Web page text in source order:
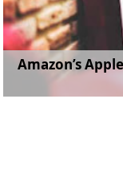
Amazon’s